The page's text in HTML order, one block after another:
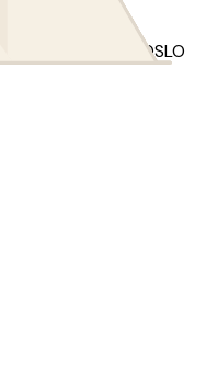
gate 15, 0186 OSLO